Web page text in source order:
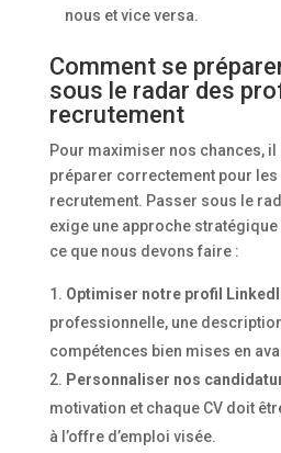
nous et vice versa.
Comment se
sous le radar des
recrutement
Pour maximiser nos chances,
préparer correctement pour
recrutement. Passer sous le
exige une approche
ce que nous devons faire :
Optimiser notre profil
professionnelle, une
compétences bien mises en
Personnaliser nos
motivation et chaque CV doit
à l’offre d’emploi visée.